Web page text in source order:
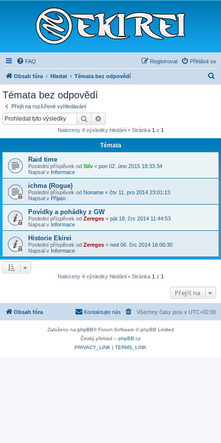
FAQ Přihlásit se
Registrovat
Obsah fóra Hledat Témata bez odpovědí
Témata bez odpovědí
Přejít na rozšířené vyhledávání
Hledat
Nalezeny 4 výsledky hledání • Stránka 1 z 1
Témata
Raid time
Poslední příspěvek od Silv « pon 02. úno 2015 18:33:34
Napsal v Informace
ichma (Rogue)
Poslední příspěvek od Noname « čtv 11. pro 2014 23:01:13
Napsal v Přijato
Povídky a pohádky z GW
Poslední příspěvek od Zereges « pát 18. črc 2014 11:44:53
Napsal v Informace
Historie Ekirei
Poslední příspěvek od Zereges « ned 06. črc 2014 16:00:30
Napsal v Informace
Nalezeny 4 výsledky hledání • Stránka 1 z 1
Přejít na
Obsah fóra Všechny časy jsou v UTC+02:00
Kontaktujte nás
Založeno na phpBB® Forum Software © phpBB Limited
Český překlad – phpBB.cz
PRIVACY_LINK | TERMS_LINK